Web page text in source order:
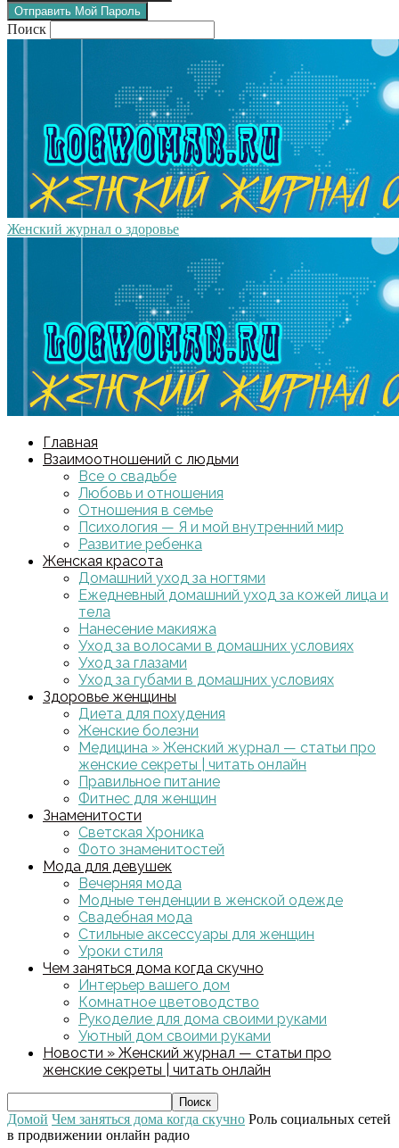
Поиск
Женский журнал о здоровье
Главная
Взаимоотношений с людьми
Все о свадьбе
Любовь и отношения
Отношения в семье
Психология — Я и мой внутренний мир
Развитие ребенка
Женская красота
Домашний уход за ногтями
Ежедневный домашний уход за кожей лица и
тела
Нанесение макияжа
Уход за волосами в домашних условиях
Уход за глазами
Уход за губами в домашних условиях
Здоровье женщины
Диета для похудения
Женские болезни
Медицина » Женский журнал — статьи про
женские секреты | читать онлайн
Правильное питание
Фитнес для женщин
Знаменитости
Светская Хроника
Фото знаменитостей
Мода для девушек
Вечерняя мода
Модные тенденции в женской одежде
Свадебная мода
Стильные аксессуары для женщин
Уроки стиля
Чем заняться дома когда скучно
Интерьер вашего дом
Комнатное цветоводство
Рукоделие для дома своими руками
Уютный дом своими руками
Новости » Женский журнал — статьи про
женские секреты | читать онлайн
Домой Чем заняться дома когда скучно Роль социальных сетей
в продвижении онлайн радио